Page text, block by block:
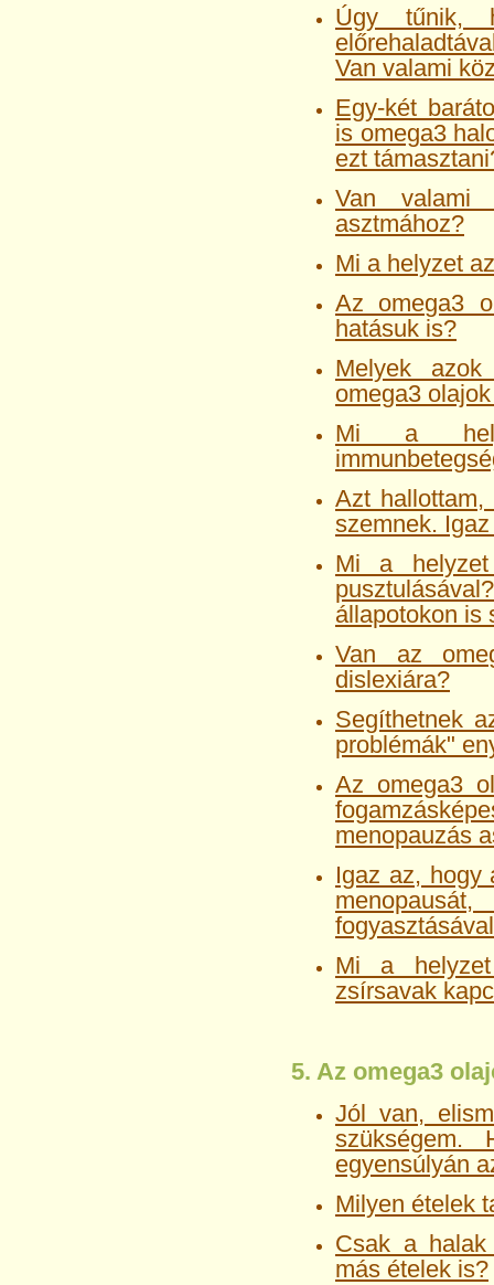
Úgy tűnik,
Van valami
Egy-két
is ome­ga3
ezt
Van valami
asztmához?
Mi a helyzet
Az omega3
hatásuk is?
Melyek
omega3
Mi a
Azt
szemnek.
Mi a
állapotokon is
Van az
dislexiára?
Segíthetnek
problémák"
Az omega3
menopauzás
Igaz az, hogy
Mi a
zsírsavak
5. Az omega3
Jól van,
szükségem.
egyensúlyán
Milyen ételek
Csak a
más ételek is?